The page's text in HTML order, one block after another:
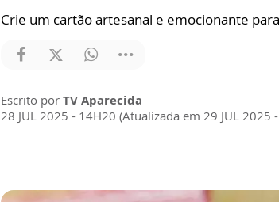
Crie um cartão artesanal e emocionante
Escrito por TV Aparecida
28 JUL 2025 - 14H20 (Atualizada em 29 JUL 2025